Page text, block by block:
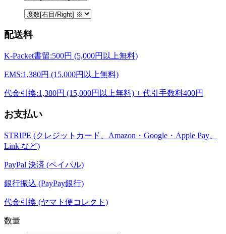
配送料
K-Packet書留:500円 (5,000円以上無料)
EMS:1,380円 (15,000円以上無料)
代金引換:1,380円 (15,000円以上無料) + 代引手数料400円
お支払い
STRIPE (クレジットカード、Amazon・Google・Apple Pay、
Link など)
PayPal 決済 (ペイパル)
銀行振込 (PayPay銀行)
代金引換 (ヤマト便コレクト)
数量